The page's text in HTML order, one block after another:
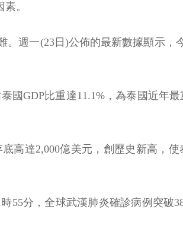
。
週一(23日)公佈的最新數據顯示，
國GDP比重達11.1%，為泰國近年
高達2,000億美元，創歷史新高，
55分，全球武漢肺炎確診病例突破